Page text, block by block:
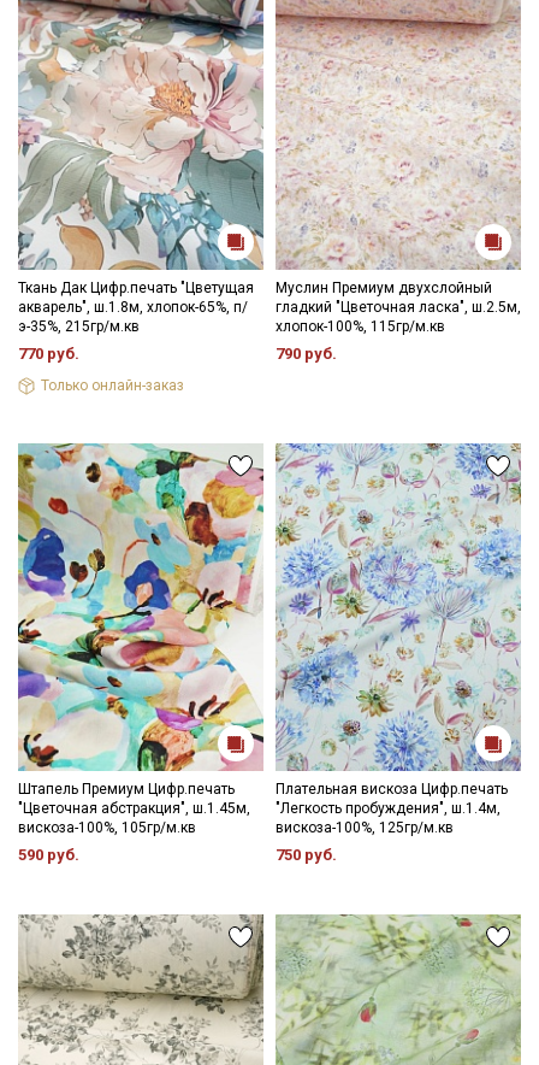
Ткань Дак Цифр.печать "Цветущая
акварель", ш.1.8м, хлопок-65%, п/
э-35%, 215гр/м.кв
770 руб.
Только онлайн-заказ
Муслин Премиум двухслойный
гладкий "Цветочная ласка", ш.2.5м,
хлопок-100%, 115гр/м.кв
790 руб.
Штапель Премиум Цифр.печать
"Цветочная абстракция", ш.1.45м,
вискоза-100%, 105гр/м.кв
590 руб.
Плательная вискоза Цифр.печать
"Легкость пробуждения", ш.1.4м,
вискоза-100%, 125гр/м.кв
750 руб.